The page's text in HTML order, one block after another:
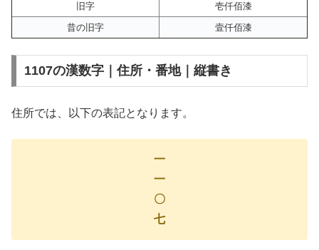
旧字
壱仟佰漆
昔の旧字
壹仟佰漆
1107の漢数字｜住所・番地｜縦書き
住所では、以下の表記となります。
一
一
〇
七